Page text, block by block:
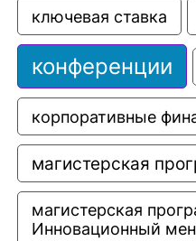
ключевая ставка
конференции
корпоративные
магистерская
магистерская
Инновационный